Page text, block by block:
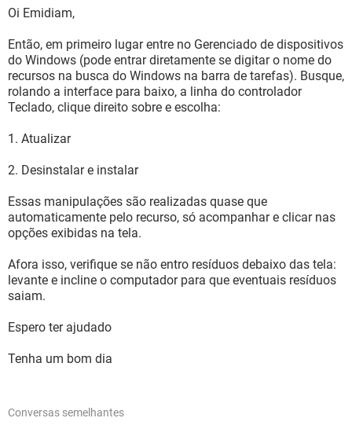
Oi Emidiam,
Então, em primeiro lugar entre no Gerenciado de dispositivos
do Windows (pode entrar diretamente se digitar o nome do
recursos na busca do Windows na barra de tarefas). Busque,
rolando a interface para baixo, a linha do controlador
Teclado, clique direito sobre e escolha:
1. Atualizar
2. Desinstalar e instalar
Essas manipulações são realizadas quase que
automaticamente pelo recurso, só acompanhar e clicar nas
opções exibidas na tela.
Afora isso, verifique se não entro resíduos debaixo das tela:
levante e incline o computador para que eventuais resíduos
saiam.
Espero ter ajudado
Tenha um bom dia
Conversas semelhantes